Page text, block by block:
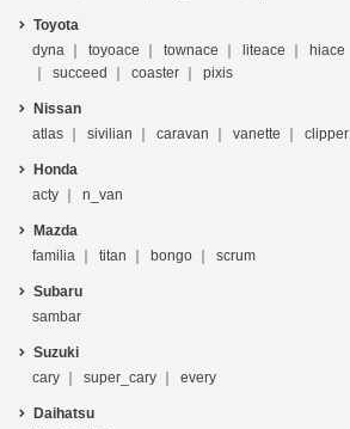
Toyota
dyna
toyoace townace liteace hiace
succeed
coaster pixis
Nissan
atlas
sivilian caravan vanette clipper
Honda
acty
n_van
Mazda
familia
titan bongo scrum
Subaru
sambar
Suzuki
cary
super_cary every
Daihatsu